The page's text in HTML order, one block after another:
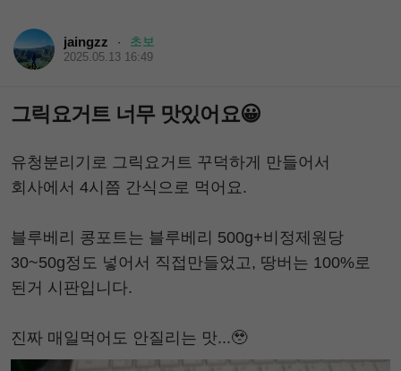
jaingzz · 초보
2025.05.13 16:49
그릭요거트 너무 맛있어요😀
유청분리기로 그릭요거트 꾸덕하게 만들어서
회사에서 4시쯤 간식으로 먹어요.
블루베리 콩포트는 블루베리 500g+비정제원당
30~50g정도 넣어서 직접만들었고, 땅버는 100%로
된거 시판입니다.
진짜 매일먹어도 안질리는 맛...🥹